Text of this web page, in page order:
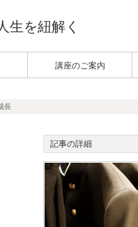
生を紐解く
講座のご案内
長
記事の詳細